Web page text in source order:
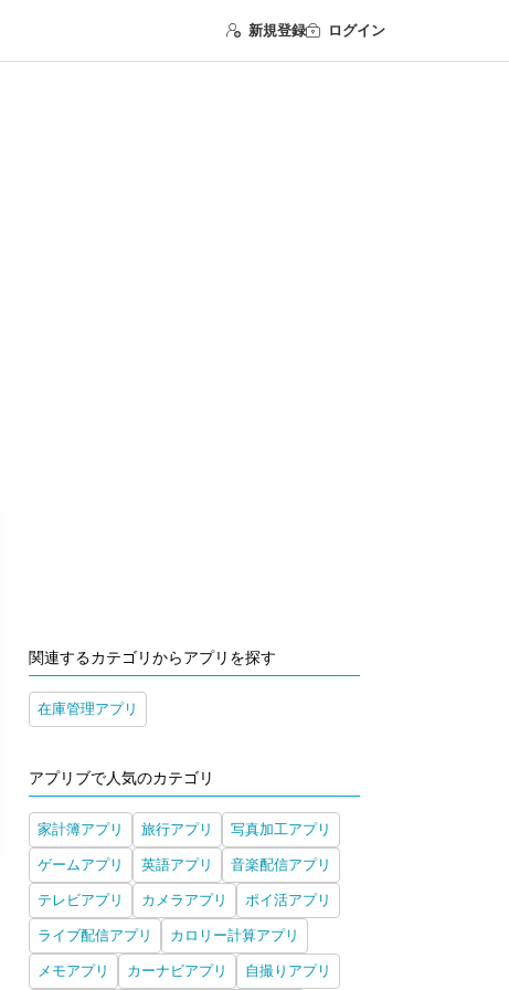
新規登録 ログイン
関連するカテゴリからアプリを探す
在庫管理アプリ
アプリブで人気のカテゴリ
家計簿アプリ 旅行アプリ 写真加工アプリ
ゲームアプリ 英語アプリ 音楽配信アプリ
テレビアプリ カメラアプリ ポイ活アプリ
ライブ配信アプリ カロリー計算アプリ
メモアプリ カーナビアプリ 自撮りアプリ